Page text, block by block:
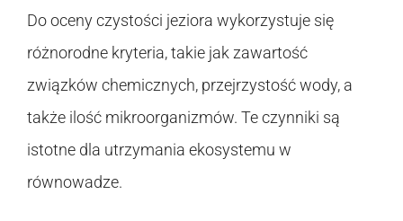
Do oceny czystości jeziora wykorzystuje się
różnorodne kryteria, takie jak zawartość
związków chemicznych, przejrzystość wody, a
także ilość mikroorganizmów. Te czynniki są
istotne dla utrzymania ekosystemu w
równowadze.